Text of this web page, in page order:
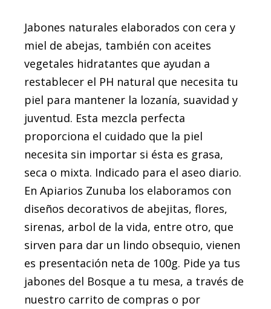
Jabones naturales elaborados con cera y
miel de abejas, también con aceites
vegetales hidratantes que ayudan a
restablecer el PH natural que necesita tu
piel para mantener la lozanía, suavidad y
juventud. Esta mezcla perfecta
proporciona el cuidado que la piel
necesita sin importar si ésta es grasa,
seca o mixta. Indicado para el aseo diario.
En Apiarios Zunuba los elaboramos con
diseños decorativos de abejitas, flores,
sirenas, arbol de la vida, entre otro, que
sirven para dar un lindo obsequio, vienen
es presentación neta de 100g. Pide ya tus
jabones del Bosque a tu mesa, a través de
nuestro carrito de compras o por